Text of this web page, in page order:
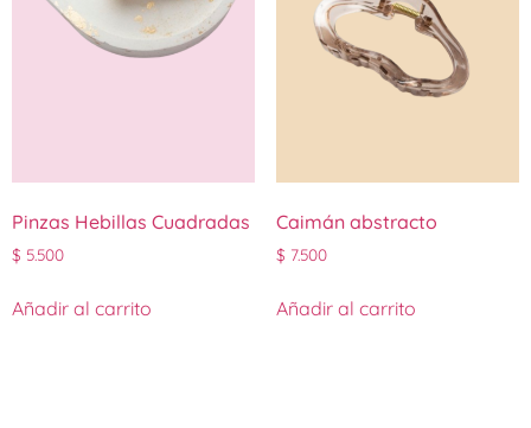
Pinzas Hebillas Cuadradas
$ 5.500
Añadir al carrito
Caimán abstracto
$ 7.500
Añadir al carrito